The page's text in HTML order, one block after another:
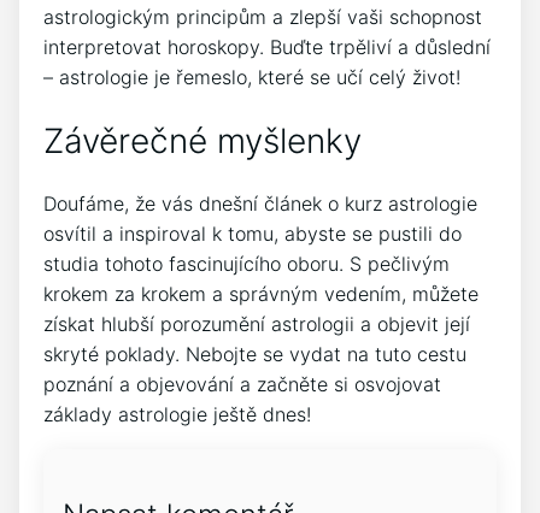
astrologickým principům a zlepší vaši schopnost
interpretovat horoskopy. Buďte trpěliví a důslední
– astrologie je řemeslo, které se učí celý život!
Závěrečné myšlenky
Doufáme, že vás dnešní článek o kurz astrologie
osvítil a inspiroval k tomu, abyste se pustili do
studia tohoto fascinujícího oboru. S pečlivým
krokem za krokem a správným vedením, můžete
získat hlubší porozumění astrologii a objevit její
skryté poklady. Nebojte se vydat na tuto cestu
poznání a objevování a začněte si osvojovat
základy astrologie ještě dnes!